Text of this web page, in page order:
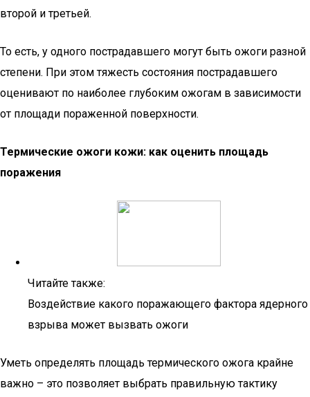
второй и третьей.
То есть, у одного пострадавшего могут быть ожоги разной
степени. При этом тяжесть состояния пострадавшего
оценивают по наиболее глубоким ожогам в зависимости
от площади пораженной поверхности.
Термические ожоги кожи: как оценить площадь
поражения
Читайте также:
Воздействие какого поражающего фактора ядерного
взрыва может вызвать ожоги
Уметь определять площадь термического ожога крайне
важно – это позволяет выбрать правильную тактику